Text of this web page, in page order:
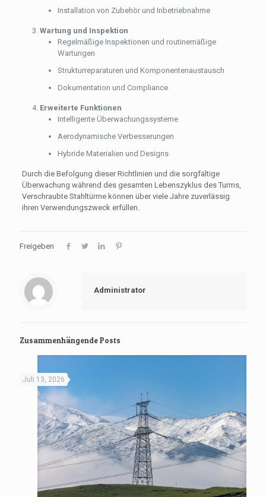
Installation von Zubehör und Inbetriebnahme
Wartung und Inspektion
Regelmäßige Inspektionen und routinemäßige
Wartungen
Strukturreparaturen und Komponentenaustausch
Dokumentation und Compliance
Erweiterte Funktionen
Intelligente Überwachungssysteme
Aerodynamische Verbesserungen
Hybride Materialien und Designs
Durch die Befolgung dieser Richtlinien und die sorgfältige
Überwachung während des gesamten Lebenszyklus des Turms,
Verschraubte Stahltürme können über viele Jahre zuverlässig
ihren Verwendungszweck erfüllen.
Freigeben
Administrator
Zusammenhängende Posts
Juli 13, 2026